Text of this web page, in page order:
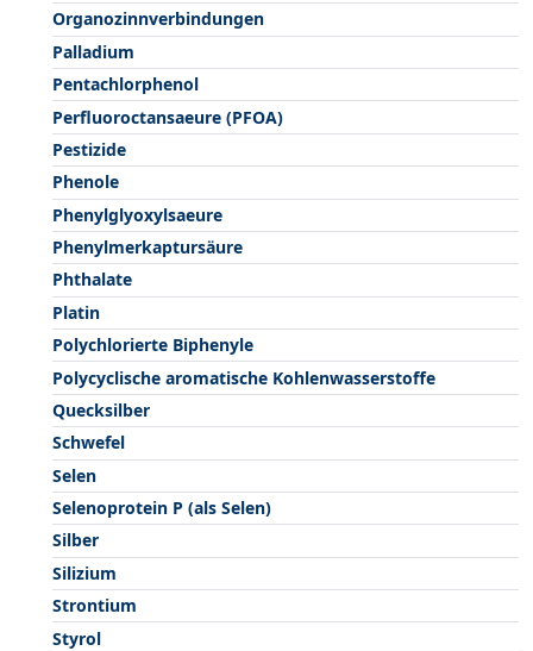
Organozinnverbindungen
Palladium
Pentachlorphenol
Perfluoroctansaeure (PFOA)
Pestizide
Phenole
Phenylglyoxylsaeure
Phenylmerkaptursäure
Phthalate
Platin
Polychlorierte Biphenyle
Polycyclische aromatische Kohlenwasserstoffe
Quecksilber
Schwefel
Selen
Selenoprotein P (als Selen)
Silber
Silizium
Strontium
Styrol